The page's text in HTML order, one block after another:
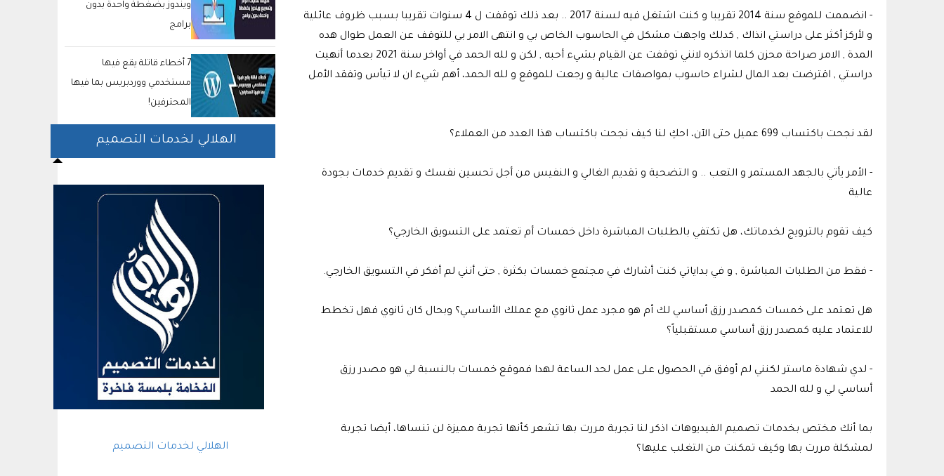
- انضممت للموقع سنة 2014 تقريبا و كنت اشتغل فيه لسنة 2017 .. بعد ذلك توقفت ل 4 سنوات تقريبا بسبب ظروف عائلية
و لأركز أكثر على دراستي انذاك , كدلك واجهت مشكل في الحاسوب الخاص بي و انتهى الامر بي للتوقف عن العمل طوال هده
المدة , الامر صراحة محزن كلما اتذكره لانني توقفت عن القيام بشيء أحبه , لكن و لله الحمد في أواخر سنة 2021 بعدما أنهيت
دراستي , اقترضت بعد المال لشراء حاسوب بمواصفات عالية و رجعت للموقع و لله الحمد، أهم شيء ان لا تيأس وتفقد الأمل
لقد نجحت باكتساب 699 عميل حتى الآن، احكِ لنا كيف نجحت باكتساب هذا العدد من العملاء؟
- الأمر يأتي بالجهد المستمر و التعب .. و التضحية و تقديم الغالي و النفيس من أجل تحسين نفسك و تقديم خدمات بجودة
عالية
كيف تقوم بالترويج لخدماتك، هل تكتفي بالطلبات المباشرة داخل خمسات أم تعتمد على التسويق الخارجي؟
- فقط من الطلبات المباشرة , و في بداياتي كنت أشارك في مجتمع خمسات بكثرة , حتى أنني لم أفكر في التسويق الخارجي.
هل تعتمد على خمسات كمصدر رزق أساسي لك أم هو مجرد عمل ثانوي مع عملك الأساسي؟ وبحال كان ثانوي فهل تخطط
للاعتماد عليه كمصدر رزق أساسي مستقبلياً؟
- لدي شهادة ماستر لكنني لم أوفق في الحصول على عمل لحد الساعة لهدا فموقع خمسات بالنسبة لي هو مصدر رزق
أساسي لي و لله الحمد
بما أنك مختص بخدمات تصميم الفيديوهات اذكر لنا تجربة مررت بها تشعر كأنها تجربة مميزة لن تنساها، أيضا تجربة
لمشكلة مررت بها وكيف تمكنت من التغلب عليها؟
ويندوز بضغطة واحدة بدون
برامج
7 أخطاء قاتلة يقع فيها
مستخدمي ووردبريس بما فيها
المحترفين!
الهلالي لخدمات التصميم
الهلالي لخدمات التصميم